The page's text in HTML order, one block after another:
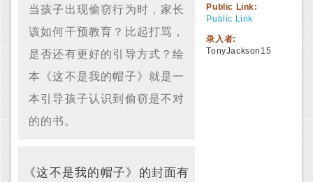
当孩子出现偷窃行为时，家长
该如何干预教育？比起打骂，
是否还有更好的引导方式？绘
本《这不是我的帽子》就是一
本引导孩子认识到偷窃是不对
的的书。
《这不是我的帽子》的封面有
Public Link:
Public Link
录入者:
TonyJackson15